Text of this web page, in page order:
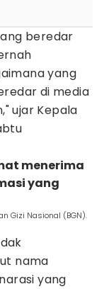
beredar
yang
di media
ujar Kepala
menerima
yang
Gizi Nasional (BGN).
nama
yang